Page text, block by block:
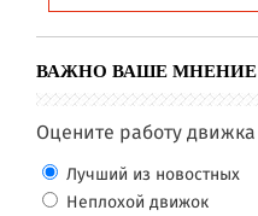
ВАЖНО ВАШЕ МНЕНИЕ
Оцените работу движка
Лучший из новостных
Неплохой движок